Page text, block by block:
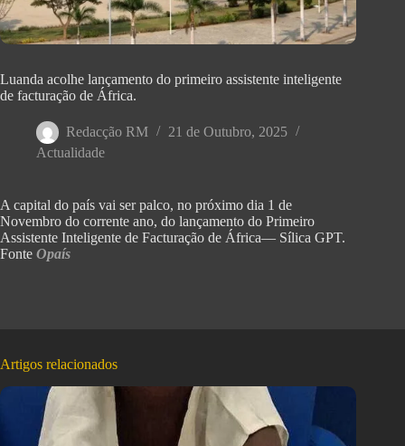
Luanda acolhe lançamento do primeiro assistente inteligente
de facturação de África.
Redacção RM
21 de Outubro, 2025
Actualidade
A capital do país vai ser palco, no próximo dia 1 de
Novembro do corrente ano, do lançamento do Primeiro
Assistente Inteligente de Facturação de África— Sílica GPT.
Fonte Opaís
Artigos relacionados